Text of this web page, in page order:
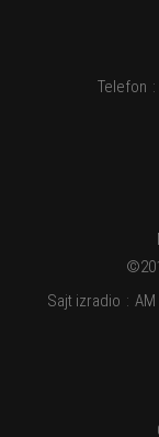
Telefon :
Sajt izradio :